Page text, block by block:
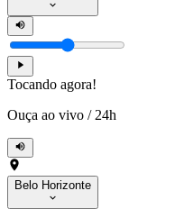
Tocando agora!
Ouça ao vivo / 24h
Belo Horizonte